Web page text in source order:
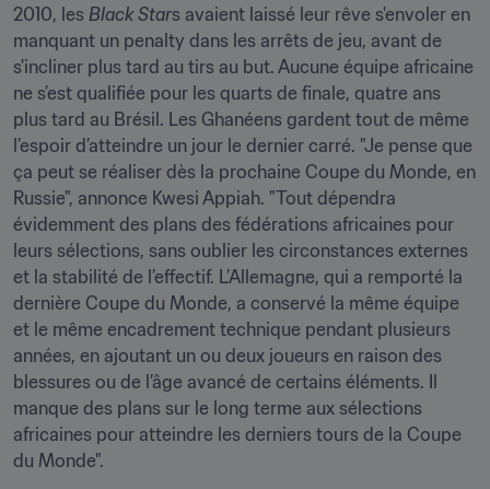
2010, les Black Stars avaient laissé leur rêve s'envoler en
manquant un penalty dans les arrêts de jeu, avant de
s'incliner plus tard au tirs au but. Aucune équipe africaine
ne s’est qualifiée pour les quarts de finale, quatre ans
plus tard au Brésil. Les Ghanéens gardent tout de même
l’espoir d’atteindre un jour le dernier carré. "Je pense que
ça peut se réaliser dès la prochaine Coupe du Monde, en
Russie", annonce Kwesi Appiah. "Tout dépendra
évidemment des plans des fédérations africaines pour
leurs sélections, sans oublier les circonstances externes
et la stabilité de l’effectif. L’Allemagne, qui a remporté la
dernière Coupe du Monde, a conservé la même équipe
et le même encadrement technique pendant plusieurs
années, en ajoutant un ou deux joueurs en raison des
blessures ou de l’âge avancé de certains éléments. Il
manque des plans sur le long terme aux sélections
africaines pour atteindre les derniers tours de la Coupe
du Monde".